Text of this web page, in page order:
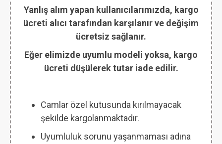
Yanlış alım yapan kullanıcılarımızda, kargo
ücreti alıcı tarafından karşılanır ve değişim
ücretsiz sağlanır.
Eğer elimizde uyumlu modeli yoksa, kargo
ücreti düşülerek tutar iade edilir.
Camlar özel kutusunda kırılmayacak
şekilde kargolanmaktadır.
Uyumluluk sorunu yaşanmaması adına